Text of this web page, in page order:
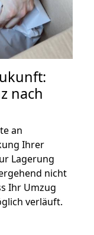
nach
an
Ihrer
Lagerung
nicht
Ihr Umzug
verläuft.